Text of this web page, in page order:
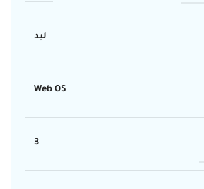
ليد
Web OS
3